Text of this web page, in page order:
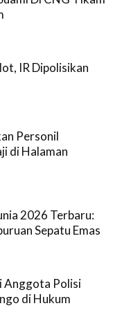
IR Dipolisikan
Personil
di Halaman
2026 Terbaru:
Sepatu Emas
Anggota Polisi
di Hukum